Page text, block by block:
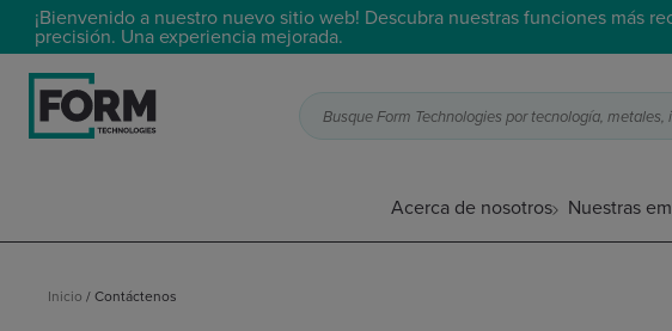
¡Bienvenido a nuestro nuevo sitio web! Descubra nuestras funciones más
precisión. Una experiencia mejorada.
Busque Form Technologies por tecnología,
Acerca de nosotros Nuestras
Inicio /Contáctenos